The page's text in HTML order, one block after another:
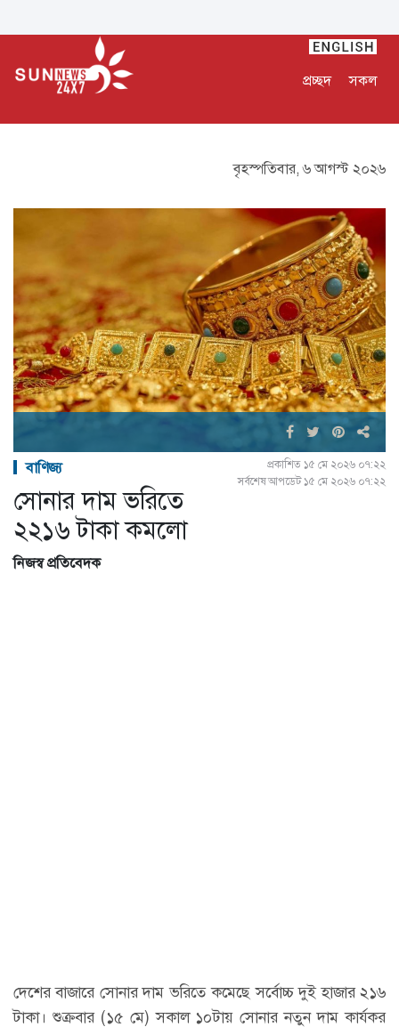
প্রচ্ছদ সকল
বৃহস্পতিবার, ৬ আগস্ট ২০২৬
বাণিজ্য
প্রকাশিত ১৫ মে ২০২৬ ০৭:২২
সর্বশেষ আপডেট ১৫ মে ২০২৬ ০৭:২২
সোনার দাম ভরিতে
২২১৬ টাকা কমলো
নিজস্ব প্রতিবেদক
দেশের বাজারে সোনার দাম ভরিতে কমেছে সর্বোচ্চ দুই হাজার ২১৬
টাকা। শুক্রবার (১৫ মে) সকাল ১০টায় সোনার নতুন দাম কার্যকর